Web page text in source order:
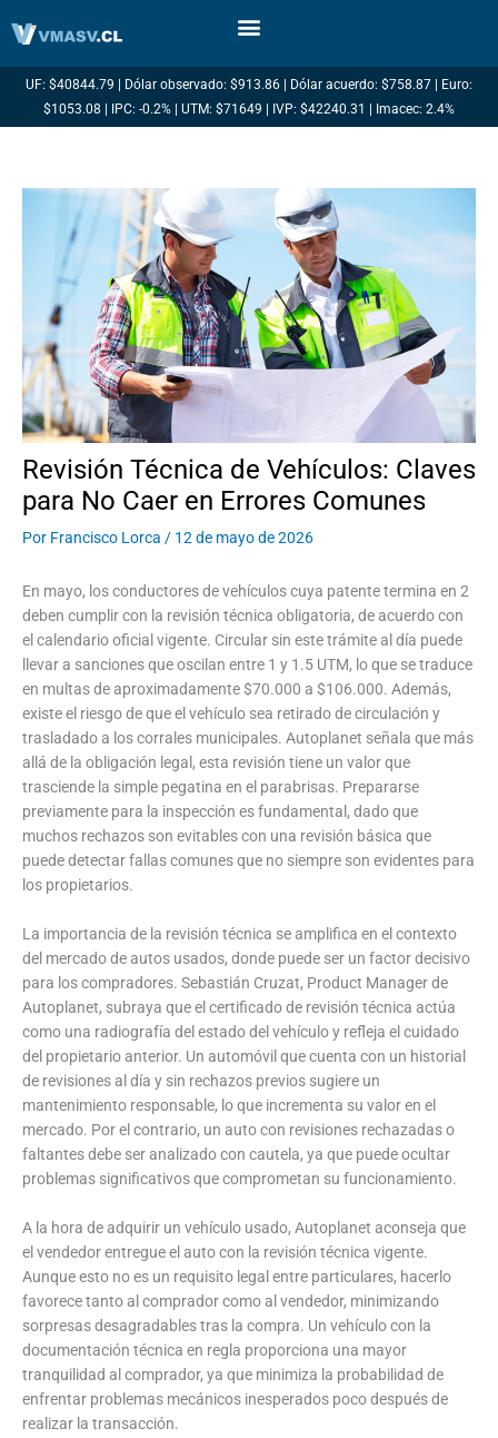
UF: $40844.79 | Dólar observado: $913.86 | Dólar acuerdo: $758.87 | Euro:
$1053.08 | IPC: -0.2% | UTM: $71649 | IVP: $42240.31 | Imacec: 2.4%
Revisión Técnica de Vehículos: Claves
para No Caer en Errores Comunes
Por Francisco Lorca / 12 de mayo de 2026
En mayo, los conductores de vehículos cuya patente termina en 2
deben cumplir con la revisión técnica obligatoria, de acuerdo con
el calendario oficial vigente. Circular sin este trámite al día puede
llevar a sanciones que oscilan entre 1 y 1.5 UTM, lo que se traduce
en multas de aproximadamente $70.000 a $106.000. Además,
existe el riesgo de que el vehículo sea retirado de circulación y
trasladado a los corrales municipales. Autoplanet señala que más
allá de la obligación legal, esta revisión tiene un valor que
trasciende la simple pegatina en el parabrisas. Prepararse
previamente para la inspección es fundamental, dado que
muchos rechazos son evitables con una revisión básica que
puede detectar fallas comunes que no siempre son evidentes para
los propietarios.
La importancia de la revisión técnica se amplifica en el contexto
del mercado de autos usados, donde puede ser un factor decisivo
para los compradores. Sebastián Cruzat, Product Manager de
Autoplanet, subraya que el certificado de revisión técnica actúa
como una radiografía del estado del vehículo y refleja el cuidado
del propietario anterior. Un automóvil que cuenta con un historial
de revisiones al día y sin rechazos previos sugiere un
mantenimiento responsable, lo que incrementa su valor en el
mercado. Por el contrario, un auto con revisiones rechazadas o
faltantes debe ser analizado con cautela, ya que puede ocultar
problemas significativos que comprometan su funcionamiento.
A la hora de adquirir un vehículo usado, Autoplanet aconseja que
el vendedor entregue el auto con la revisión técnica vigente.
Aunque esto no es un requisito legal entre particulares, hacerlo
favorece tanto al comprador como al vendedor, minimizando
sorpresas desagradables tras la compra. Un vehículo con la
documentación técnica en regla proporciona una mayor
tranquilidad al comprador, ya que minimiza la probabilidad de
enfrentar problemas mecánicos inesperados poco después de
realizar la transacción.